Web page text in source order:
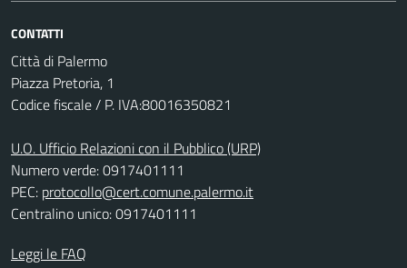
CONTATTI
Città di Palermo
Piazza Pretoria, 1
Codice fiscale / P. IVA:80016350821
U.O. Ufficio Relazioni con il Pubblico (URP)
Numero verde: 0917401111
PEC: protocollo@cert.comune.palermo.it
Centralino unico: 0917401111
Leggi le FAQ